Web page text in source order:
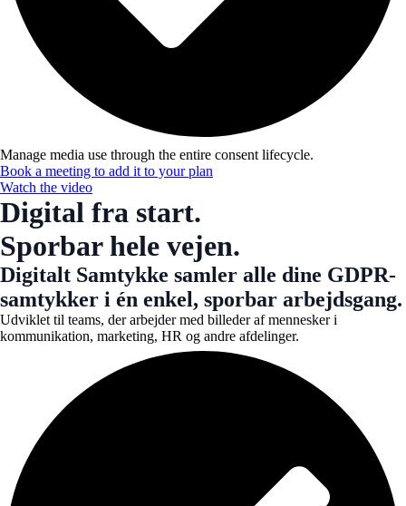
Manage media use through the entire consent lifecycle.
Book a meeting to add it to your plan
Watch the video
Digital fra start.
Sporbar hele vejen.
Digitalt Samtykke samler alle dine GDPR-
samtykker i én enkel, sporbar arbejdsgang.
Udviklet til teams, der arbejder med billeder af mennesker i
kommunikation, marketing, HR og andre afdelinger.